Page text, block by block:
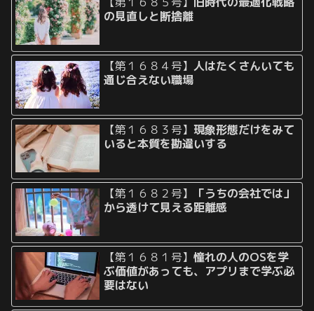
の見直しと断捨離
【第１６８４号】人はたくさんいても
通じ合えない職場
【第１６８３号】現象形態だけをみて
いると本質を勘違いする
【第１６８２号】
「うちの会社では」
から透けて見える距離感
【第１６８１号】憧れの人のOSを学
ぶ価値があっても、アプリまで学ぶ必
要はない